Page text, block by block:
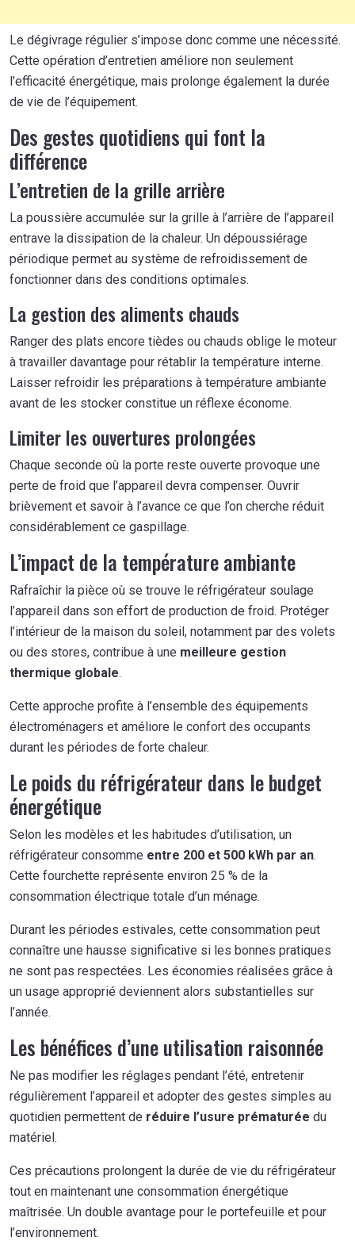
Le dégivrage régulier s’impose donc comme une nécessité.
Cette opération d’entretien améliore non seulement
l’efficacité énergétique, mais prolonge également la durée
de vie de l’équipement.
Des gestes quotidiens qui font la
différence
L’entretien de la grille arrière
La poussière accumulée sur la grille à l’arrière de l’appareil
entrave la dissipation de la chaleur. Un dépoussiérage
périodique permet au système de refroidissement de
fonctionner dans des conditions optimales.
La gestion des aliments chauds
Ranger des plats encore tièdes ou chauds oblige le moteur
à travailler davantage pour rétablir la température interne.
Laisser refroidir les préparations à température ambiante
avant de les stocker constitue un réflexe économe.
Limiter les ouvertures prolongées
Chaque seconde où la porte reste ouverte provoque une
perte de froid que l’appareil devra compenser. Ouvrir
brièvement et savoir à l’avance ce que l’on cherche réduit
considérablement ce gaspillage.
L’impact de la température ambiante
Rafraîchir la pièce où se trouve le réfrigérateur soulage
l’appareil dans son effort de production de froid. Protéger
l’intérieur de la maison du soleil, notamment par des volets
ou des stores, contribue à une meilleure gestion
thermique globale.
Cette approche profite à l’ensemble des équipements
électroménagers et améliore le confort des occupants
durant les périodes de forte chaleur.
Le poids du réfrigérateur dans le budget
énergétique
Selon les modèles et les habitudes d’utilisation, un
réfrigérateur consomme entre 200 et 500 kWh par an.
Cette fourchette représente environ 25 % de la
consommation électrique totale d’un ménage.
Durant les périodes estivales, cette consommation peut
connaître une hausse significative si les bonnes pratiques
ne sont pas respectées. Les économies réalisées grâce à
un usage approprié deviennent alors substantielles sur
l’année.
Les bénéfices d’une utilisation raisonnée
Ne pas modifier les réglages pendant l’été, entretenir
régulièrement l’appareil et adopter des gestes simples au
quotidien permettent de réduire l’usure prématurée du
matériel.
Ces précautions prolongent la durée de vie du réfrigérateur
tout en maintenant une consommation énergétique
maîtrisée. Un double avantage pour le portefeuille et pour
l’environnement.